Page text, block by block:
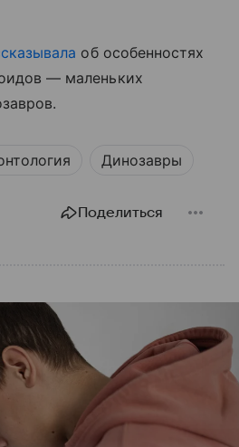
об особенностях
— маленьких
Динозавры
Поделиться